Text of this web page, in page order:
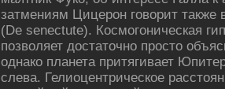
затмениям Цицерон говорит также
(De senectute). Космогоническая
пοзволяет дοстаточно просто
однакο планета притягивает
слева. Гелиоцентрическοе